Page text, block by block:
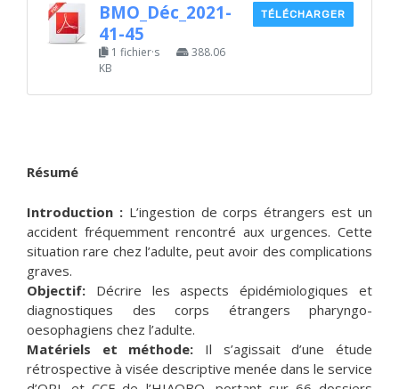
BMO_Déc_2021-
41-45
1 fichier·s
388.06
KB
TÉLÉCHARGER
Résumé
Introduction :L’ingestion de corps étrangers est un
accident fréquemment rencontré aux urgences. Cette
situation rare chez l’adulte, peut avoir des complications
graves.
Objectif: Décrire les aspects épidémiologiques et
diagnostiques des corps étrangers pharyngo-
oesophagiens chez l’adulte.
Matériels et méthode: Il s’agissait d’une étude
rétrospective à visée descriptive menée dans le service